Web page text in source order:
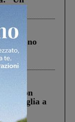
il
la figlia a